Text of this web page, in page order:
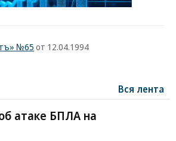
№65 от 12.04.1994
Вся лента
атаке БПЛА на